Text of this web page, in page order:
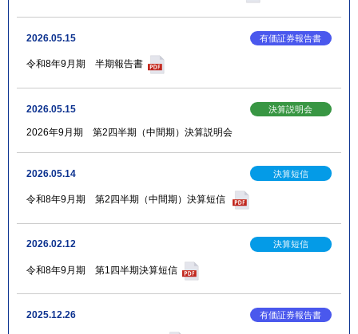
2026.05.15
令和8年9月期 半期報告書
2026.05.15
2026年9月期 第2四半期（中間期）決算説明会
2026.05.14
令和8年9月期 第2四半期（中間期）決算短信
2026.02.12
令和8年9月期 第1四半期決算短信
2025.12.26